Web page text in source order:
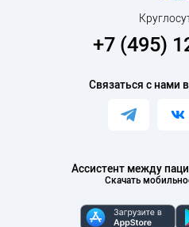
Ассистент между
Скачать
+7 (495)
Связаться с нами